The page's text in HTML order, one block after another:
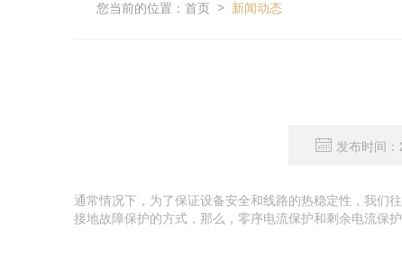
您当前的位置： 首页 > 新闻动态
发布时间
通常情况下，为了保证设备安全和线路的热稳定性，我们
接地故障保护的方式，那么，零序电流保护和剩余电流保